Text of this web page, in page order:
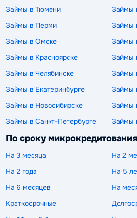
Займы в Тюмени
Займы
Займы в Перми
Займы
Займы в Омске
Займы
Займы в Красноярске
Займы
Займы в Челябинске
Займы
Займы в Екатеринбурге
Займы
Займы в Новосибирске
Займы
Займы в Санкт-Петербурге
Займы
По сроку микрокредитования
На 3 месяца
На 2
На 2 года
На 5
На 6 месяцев
На
Краткосрочные